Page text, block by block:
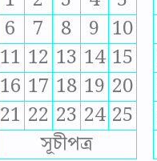
6
7 8 9 10
11 12 13 14 15
16 17 18 19 20
21 22 23 24 25
সূচীপত্র